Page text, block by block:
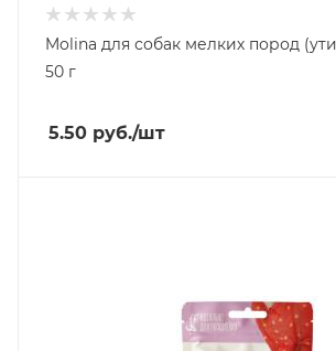
Molina для собак мелких пород
50 г
5.50 руб./шт